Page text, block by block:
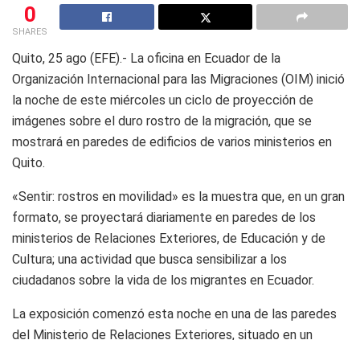
0
SHARES
Quito, 25 ago (EFE).- La oficina en Ecuador de la
Organización Internacional para las Migraciones (OIM) inició
la noche de este miércoles un ciclo de proyección de
imágenes sobre el duro rostro de la migración, que se
mostrará en paredes de edificios de varios ministerios en
Quito.
«Sentir: rostros en movilidad» es la muestra que, en un gran
formato, se proyectará diariamente en paredes de los
ministerios de Relaciones Exteriores, de Educación y de
Cultura; una actividad que busca sensibilizar a los
ciudadanos sobre la vida de los migrantes en Ecuador.
La exposición comenzó esta noche en una de las paredes
del Ministerio de Relaciones Exteriores, situado en un